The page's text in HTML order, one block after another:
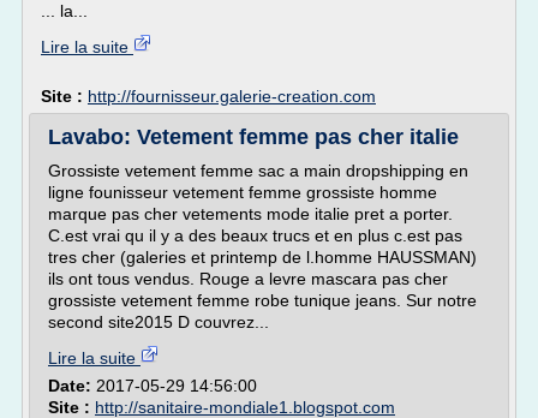
... la...
Lire la suite
Site : http://fournisseur.galerie-creation.com
Lavabo: Vetement femme pas cher italie
Grossiste vetement femme sac a main dropshipping en
ligne founisseur vetement femme grossiste homme
marque pas cher vetements mode italie pret a porter.
C.est vrai qu il y a des beaux trucs et en plus c.est pas
tres cher (galeries et printemp de l.homme HAUSSMAN)
ils ont tous vendus. Rouge a levre mascara pas cher
grossiste vetement femme robe tunique jeans. Sur notre
second site2015 D couvrez...
Lire la suite
Date: 2017-05-29 14:56:00
Site : http://sanitaire-mondiale1.blogspot.com